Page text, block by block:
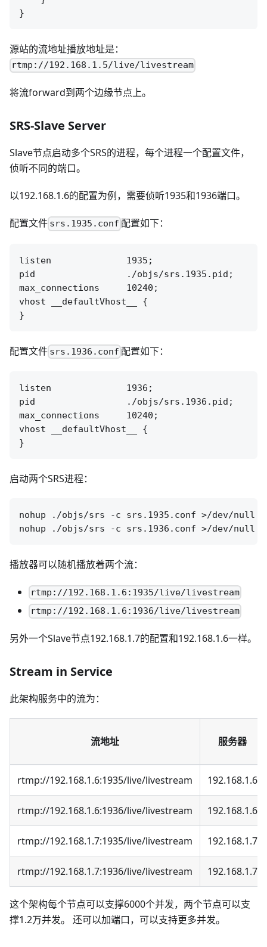
源站的流地址播放地址是：
rtmp://192.168.1.5/live/livestream
将流forward到两个边缘节点上。
SRS-Slave Server
Slave节点启动多个SRS的进程，每个进程一个配置文件，
侦听不同的端口。
以192.168.1.6的配置为例，需要侦听1935和1936端口。
配置文件 srs.1935.conf 配置如下：
listen              1935;
pid                 ./objs/srs.1935.pid;
max_connections     10240;
vhost __defaultVhost__ {
配置文件 srs.1936.conf 配置如下：
listen              1936;
pid                 ./objs/srs.1936.pid;
max_connections     10240;
vhost __defaultVhost__ {
启动两个SRS进程：
nohup ./objs/srs -c srs.1935.conf >/dev/null
播放器可以随机播放着两个流：
rtmp://192.168.1.6:1935/live/livestream
rtmp://192.168.1.6:1936/live/livestream
另外一个Slave节点192.168.1.7的配置和192.168.1.6一样。
Stream in Service
此架构服务中的流为：
流地址 服务器
rtmp://192.168.1.6:1935/live/livestream 192.168.1.6
rtmp://192.168.1.6:1936/live/livestream 192.168.1.6
rtmp://192.168.1.7:1935/live/livestream 192.168.1.7
rtmp://192.168.1.7:1936/live/livestream 192.168.1.7
这个架构每个节点可以支撑6000个并发，两个节点可以支
撑1.2万并发。 还可以加端口，可以支持更多并发。